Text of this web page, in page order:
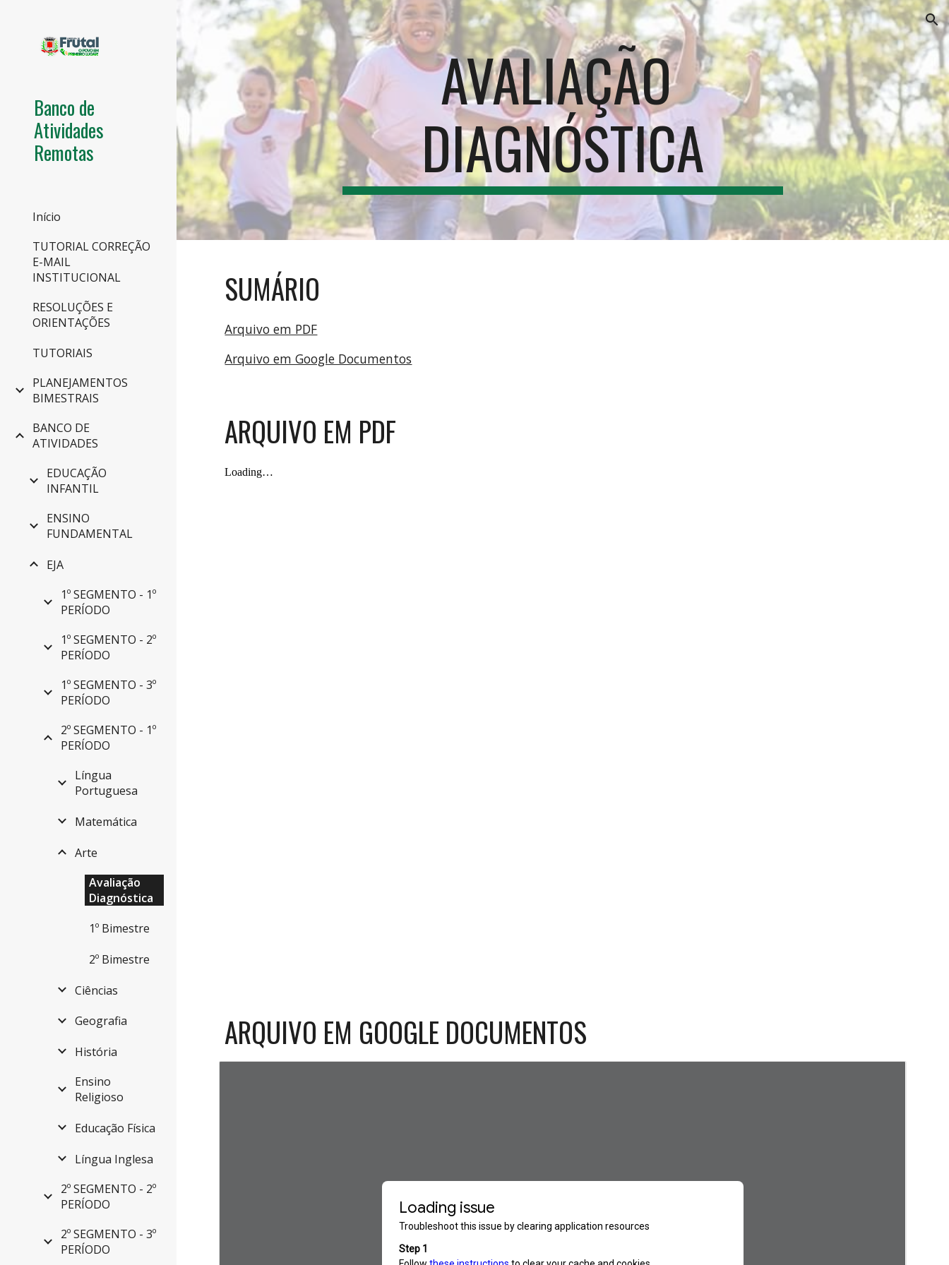
Skip to main content Skip to navigation
Banco de
Atividades
Remotas
Início
TUTORIAL CORREÇÃO
E-MAIL
INSTITUCIONAL
RESOLUÇÕES E
ORIENTAÇÕES
TUTORIAIS
PLANEJAMENTOS
BIMESTRAIS
BANCO DE
ATIVIDADES
EDUCAÇÃO
INFANTIL
ENSINO
FUNDAMENTAL
EJA
1º SEGMENTO - 1º
PERÍODO
1º SEGMENTO - 2º
PERÍODO
1º SEGMENTO - 3º
PERÍODO
2º SEGMENTO - 1º
PERÍODO
Língua
Portuguesa
Matemática
Arte
Avaliação
Diagnóstica
1º Bimestre
2º Bimestre
Ciências
Geografia
História
Ensino
Religioso
Educação Física
Língua Inglesa
2º SEGMENTO - 2º
PERÍODO
2º SEGMENTO - 3º
PERÍODO
AVALIAÇÃO
DIAGNÓSTICA
SUMÁRIO
Arquivo em PDF
Arquivo em Google Documentos
ARQUIVO EM PDF
ARQUIVO EM GOOGLE DOCUMENTOS